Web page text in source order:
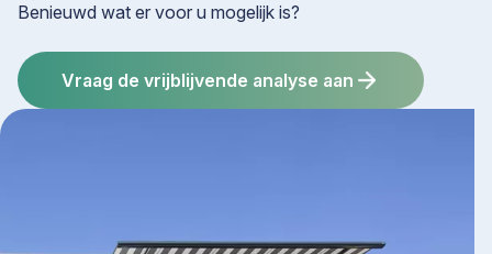
Benieuwd wat er voor u mogelijk is?
Vraag de vrijblijvende analyse aan